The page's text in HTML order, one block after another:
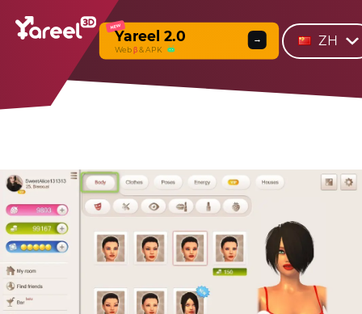
NEW
Yareel 2.0
Webβ & APK
→ ZH